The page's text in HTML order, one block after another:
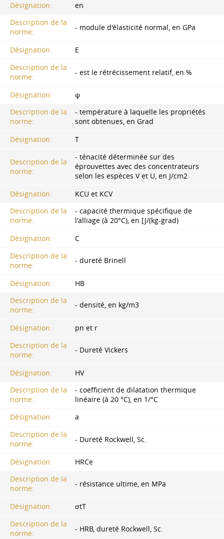
Désignation:
en
Description de la
norme:
- module d'élasticité normal, en GPa
Désignation:
E
Description de la
norme:
- est le rétrécissement relatif, en %
Désignation:
ψ
Description de la
norme:
- température à laquelle les propriétés
sont obtenues, en Grad
Désignation:
T
Description de la
norme:
- ténacité déterminée sur des
éprouvettes avec des concentrateurs
selon les espèces V et U, en J/cm2
Désignation:
KCU et KCV
Description de la
norme:
- capacité thermique spécifique de
l'alliage (à 20°C), en [J/(kg-grad)
Désignation:
C
Description de la
norme:
- dureté Brinell
Désignation:
HB
Description de la
norme:
- densité, en kg/m3
Désignation:
pn et r
Description de la
norme:
- Dureté Vickers
Désignation:
HV
Description de la
norme:
- coefficient de dilatation thermique
linéaire (à 20 °C), en 1/°C
Désignation:
а
Description de la
norme:
- Dureté Rockwell, Sc.
Désignation:
HRCe
Description de la
norme:
- résistance ultime, en MPa
Désignation:
σtT
Description de la
norme:
- HRB, dureté Rockwell, Sc.